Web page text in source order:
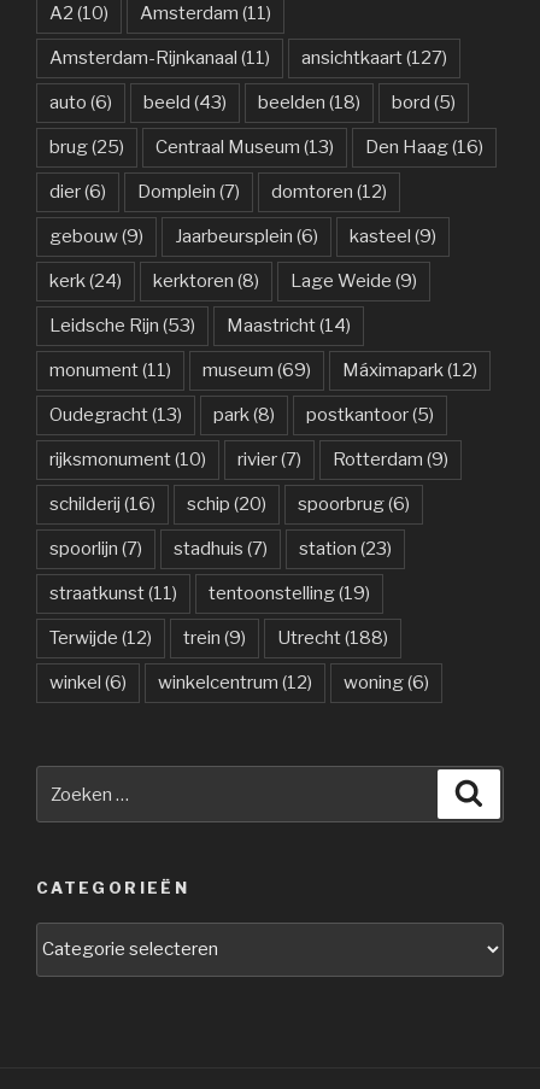
A2 (10) Amsterdam (11)
Amsterdam-Rijnkanaal (11) ansichtkaart(127)
auto (6) beeld (43) beelden (18) bord (5)
brug(25) Centraal Museum (13) Den Haag(16)
dier(6) Domplein (7) domtoren (12)
gebouw(9) Jaarbeursplein (6) kasteel (9)
kerk(24) kerktoren (8) Lage Weide (9)
Leidsche Rijn (53) Maastricht(14)
monument(11) museum (69) Máximapark(12)
Oudegracht(13) park(8) postkantoor(5)
rijksmonument(10) rivier(7) Rotterdam (9)
schilderij (16) schip (20) spoorbrug(6)
spoorlijn (7) stadhuis (7) station (23)
straatkunst(11) tentoonstelling(19)
Terwijde (12) trein (9) Utrecht(188)
winkel (6) winkelcentrum (12) woning(6)
naar:
CATEGORIEËN